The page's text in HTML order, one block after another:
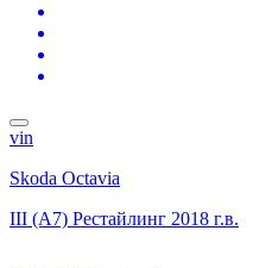
vin
Skoda Octavia
III (A7) Рестайлинг 2018 г.в.